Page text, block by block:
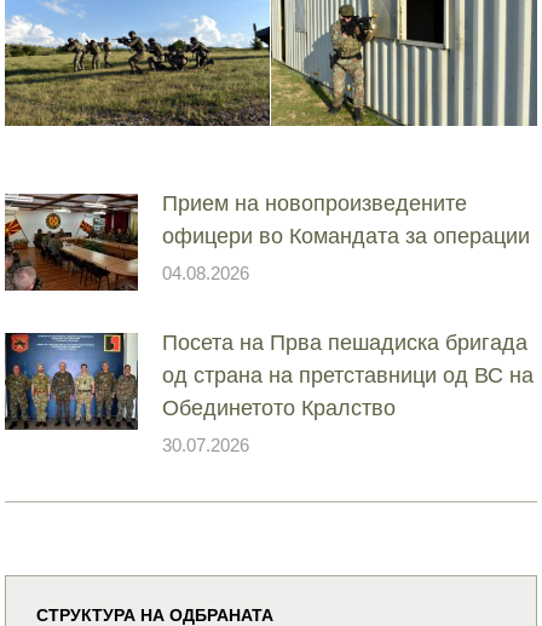
Прием на новопроизведените
офицери во Командата за операции
04.08.2026
Посета на Прва пешадиска бригада
од страна на претставници од ВС на
Обединетото Кралство
30.07.2026
СТРУКТУРА НА ОДБРАНАТА